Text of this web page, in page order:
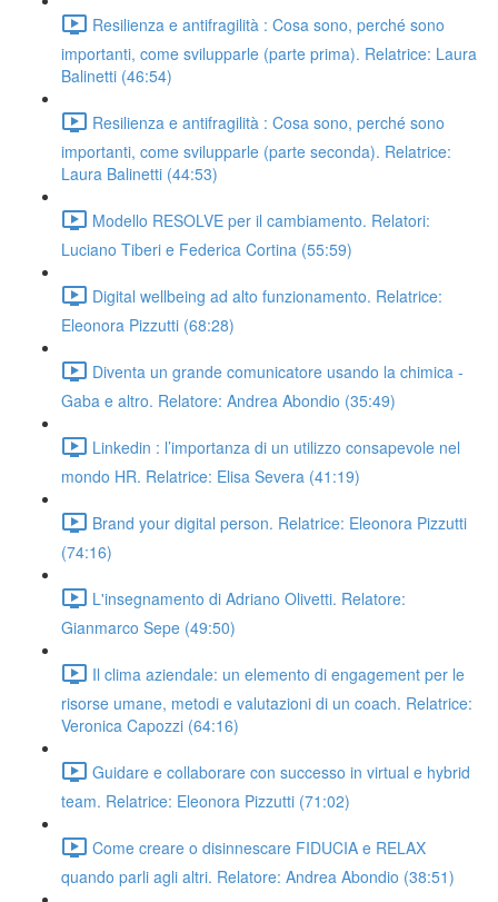
Resilienza e antifragilità : Cosa sono, perché sono
importanti, come svilupparle (parte prima). Relatrice: Laura
Balinetti (46:54)
Resilienza e antifragilità : Cosa sono, perché sono
importanti, come svilupparle (parte seconda). Relatrice:
Laura Balinetti (44:53)
Modello RESOLVE per il cambiamento. Relatori:
Luciano Tiberi e Federica Cortina (55:59)
Digital wellbeing ad alto funzionamento. Relatrice:
Eleonora Pizzutti (68:28)
Diventa un grande comunicatore usando la chimica -
Gaba e altro. Relatore: Andrea Abondio (35:49)
Linkedin : l’importanza di un utilizzo consapevole nel
mondo HR. Relatrice: Elisa Severa (41:19)
Brand your digital person. Relatrice: Eleonora Pizzutti
(74:16)
L'insegnamento di Adriano Olivetti. Relatore:
Gianmarco Sepe (49:50)
Il clima aziendale: un elemento di engagement per le
risorse umane, metodi e valutazioni di un coach. Relatrice:
Veronica Capozzi (64:16)
Guidare e collaborare con successo in virtual e hybrid
team. Relatrice: Eleonora Pizzutti (71:02)
Come creare o disinnescare FIDUCIA e RELAX
quando parli agli altri. Relatore: Andrea Abondio (38:51)